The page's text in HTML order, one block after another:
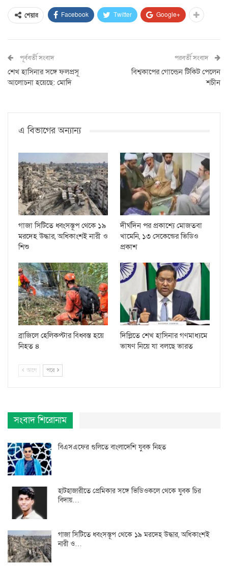
শেয়ার Facebook Twitter Google+
পূর্ববর্তী সংবাদ
শেখ হাসিনার সঙ্গে ফলপ্রসূ
আলোচনা হয়েছে: মোদি
পরবর্তী সংবাদ
বিশ্বকাপের গোল্ডেন টিকিট পেলেন
শচীন
এ বিভাগের অন্যান্য
গাজা সিটিতে ধ্বংসস্তূপ থেকে ১৯
মরদেহ উদ্ধার, অধিকাংশই নারী ও
শিশু
দীর্ঘদিন পর প্রকাশ্যে মোজতবা
খামেনি, ১৩ সেকেন্ডের ভিডিও
প্রকাশ
ব্রাজিলে হেলিকপ্টার বিধ্বস্ত হয়ে
নিহত ৪
দিল্লিতে শেখ হাসিনার গণমাধ্যমে
ভাষণ নিয়ে যা বলছে ভারত
আগে পরে
সংবাদ শিরোনাম
বিএসএফের গুলিতে বাংলাদেশি যুবক নিহত
হাটহাজারীতে প্রেমিকার সঙ্গে ভিডিওকলে থেকে যুবক চির
বিদায়…
গাজা সিটিতে ধ্বংসস্তূপ থেকে ১৯ মরদেহ উদ্ধার, অধিকাংশই
নারী ও…